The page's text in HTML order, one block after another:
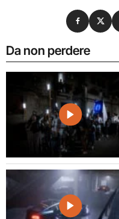
Da non perdere
Condividi